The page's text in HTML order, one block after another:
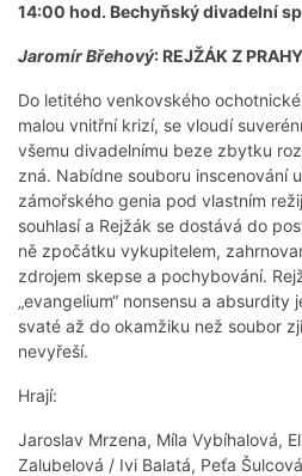
14:00 hod. Bechyňský divadelní
Jaromír Břehový: REJŽÁK Z PRAHY
Do letitého venkovského
malou vnitřní krizí, se vloudí
všemu divadelnímu beze zbytku
zná. Nabídne souboru inscenování
zámořského genia pod vlastním
souhlasí a Rejžák se dostává do
ně zpočátku vykupitelem,
zdrojem skepse a pochybování.
„evangelium“ nonsensu a absurdity
svaté až do okamžiku než soubor
nevyřeší.
Hrají:
Jaroslav Mrzena, Míla Vybíhalová,
Zalubelová / Ivi Balatá, Peťa